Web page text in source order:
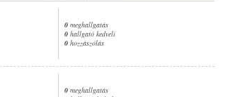
0 meghallgatás
0 hallgató kedveli
0 hozzászólás
0 meghallgatás